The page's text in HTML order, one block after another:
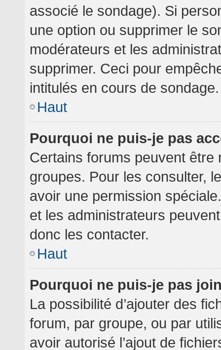
associé le sondage). Si
une option ou supprimer le
modérateurs et les
supprimer. Ceci pour
intitulés en cours de sondage.
Haut
Pourquoi ne puis-je pas
Certains forums peuvent
groupes. Pour les consulter,
avoir une permission
et les administrateurs
donc les contacter.
Haut
Pourquoi ne puis-je pas
La possibilité d’ajouter des
forum, par groupe, ou par
avoir autorisé l’ajout de